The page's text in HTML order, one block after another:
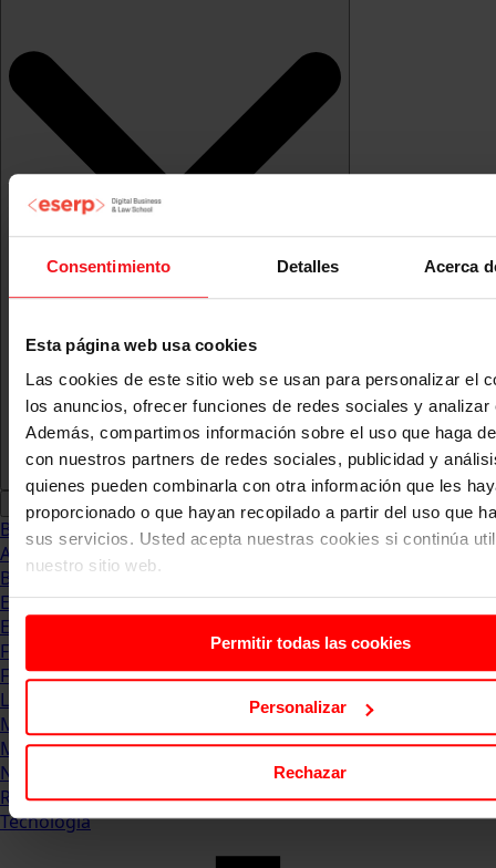
Consentimiento Detalles Acerca
Esta página web usa cookies
Las cookies de este sitio web se usan para personalizar el
los anuncios, ofrecer funciones de redes sociales y analizar
Además, compartimos información sobre el uso que haga
con nuestros partners de redes sociales, publicidad y
quienes pueden combinarla con otra información que les
proporcionado o que hayan recopilado a partir del uso que
sus servicios. Usted acepta nuestras cookies si continúa
nuestro sitio web.
Permitir todas las cookies
Personalizar
Rechazar
Blog
Abogacia
Business
Empleo & Emprendimiento
Empresas
Finanzas
Formación & Estudios
Luxury
Management
Marketing & Comunicación
Negocios
Recursos Humanos
Tecnología